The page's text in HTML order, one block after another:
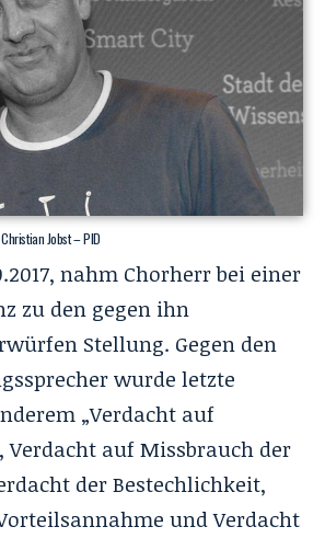
Jobst – PID
nahm Chorherr bei einer
zu den gegen ihn
Stellung. Gegen den
wurde letzte
„Verdacht auf
Verdacht auf Missbrauch der
der Bestechlichkeit,
und Verdacht